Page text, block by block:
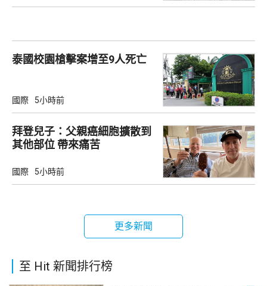
泰國校園槍擊案增至9人死亡
國際 5小時前
拜登兒子：父親癌細胞擴散到
其他部位 帶來痛苦
國際 5小時前
更多新聞
至 Hit 新聞排行榜